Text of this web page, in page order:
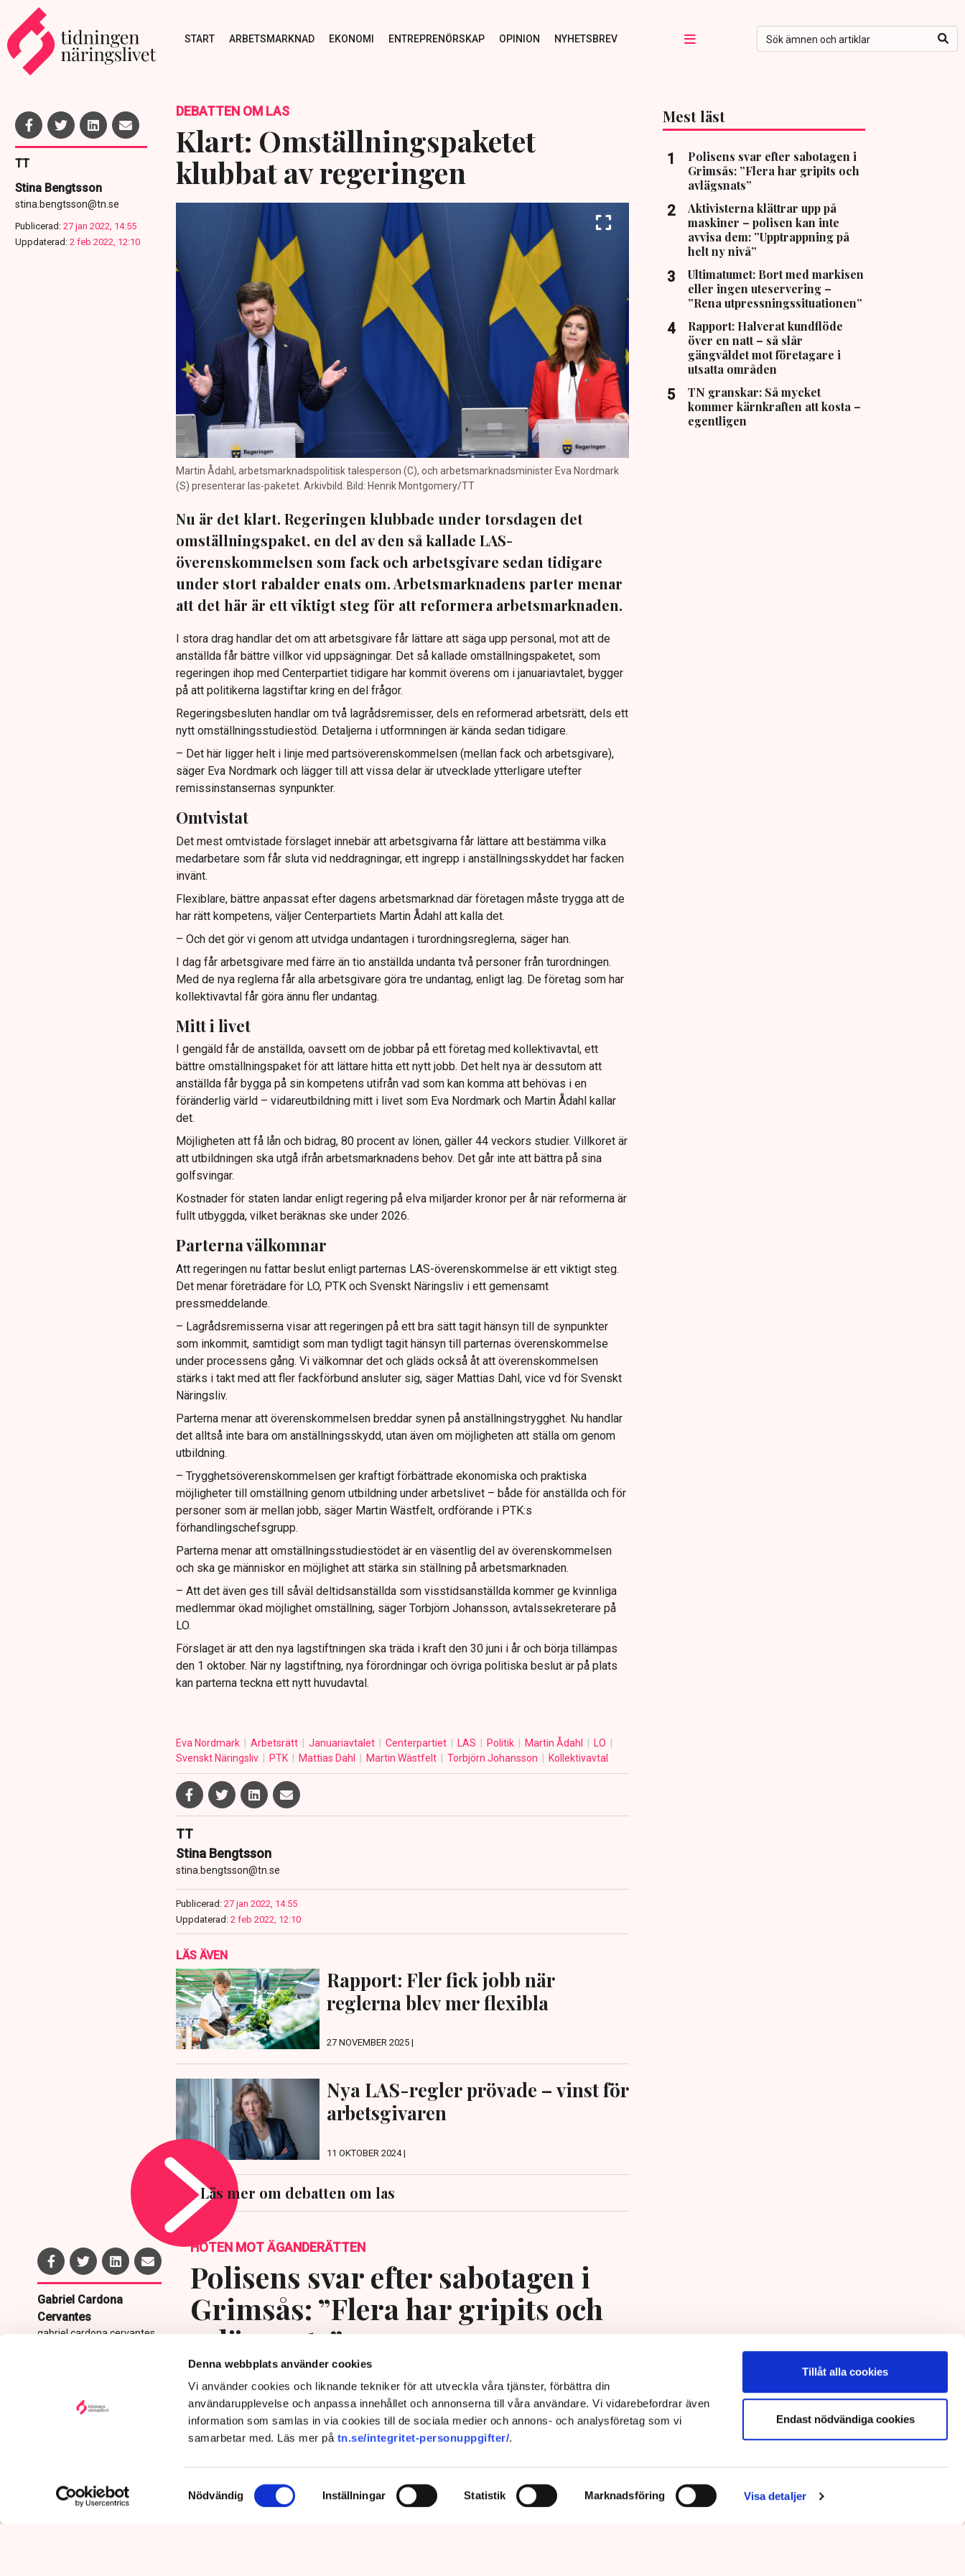
Denna webbplats använder cookies
Vi använder cookies och liknande tekniker för att utveckla våra tjänster, förbättra din
användarupplevelse och anpassa innehållet och annonserna till våra användare. Vi vidarebefordrar även
information som samlas in via cookies till de sociala medier och annons- och analysföretag som vi
samarbetar med. Läs mer på tn.se/integritet-personuppgifter/.
Samtyckesval
Nödvändig Inställningar Statistik Marknadsföring Visa detaljer
Tillåt alla cookies
Endast nödvändiga cookies
START ARBETSMARKNAD EKONOMI ENTREPRENÖRSKAP OPINION NYHETSBREV
TT
Stina Bengtsson
stina.bengtsson@tn.se
Publicerad: 27 jan 2022, 14:55
Uppdaterad: 2 feb 2022, 12:10
DEBATTEN OM LAS
Klart: Omställningspaketet
klubbat av regeringen
Martin Ådahl, arbetsmarknadspolitisk talesperson (C), och arbetsmarknadsminister Eva Nordmark
(S) presenterar las-paketet. Arkivbild. Bild: Henrik Montgomery/TT
Nu är det klart. Regeringen klubbade under torsdagen det
omställningspaket, en del av den så kallade LAS-
överenskommelsen som fack och arbetsgivare sedan tidigare
under stort rabalder enats om. Arbetsmarknadens parter menar
att det här är ett viktigt steg för att reformera arbetsmarknaden.
I stora drag handlar det om att arbetsgivare får lättare att säga upp personal, mot att de
anställda får bättre villkor vid uppsägningar. Det så kallade omställningspaketet, som
regeringen ihop med Centerpartiet tidigare har kommit överens om i januariavtalet, bygger
på att politikerna lagstiftar kring en del frågor.
Regeringsbesluten handlar om två lagrådsremisser, dels en reformerad arbetsrätt, dels ett
nytt omställningsstudiestöd. Detaljerna i utformningen är kända sedan tidigare.
– Det här ligger helt i linje med partsöverenskommelsen (mellan fack och arbetsgivare),
säger Eva Nordmark och lägger till att vissa delar är utvecklade ytterligare utefter
remissinstansernas synpunkter.
Omtvistat
Det mest omtvistade förslaget innebär att arbetsgivarna får lättare att bestämma vilka
medarbetare som får sluta vid neddragningar, ett ingrepp i anställningsskyddet har facken
invänt.
Flexiblare, bättre anpassat efter dagens arbetsmarknad där företagen måste trygga att de
har rätt kompetens, väljer Centerpartiets Martin Ådahl att kalla det.
– Och det gör vi genom att utvidga undantagen i turordningsreglerna, säger han.
I dag får arbetsgivare med färre än tio anställda undanta två personer från turordningen.
Med de nya reglerna får alla arbetsgivare göra tre undantag, enligt lag. De företag som har
kollektivavtal får göra ännu fler undantag.
Mitt i livet
I gengäld får de anställda, oavsett om de jobbar på ett företag med kollektivavtal, ett
bättre omställningspaket för att lättare hitta ett nytt jobb. Det helt nya är dessutom att
anställda får bygga på sin kompetens utifrån vad som kan komma att behövas i en
föränderlig värld – vidareutbildning mitt i livet som Eva Nordmark och Martin Ådahl kallar
det.
Möjligheten att få lån och bidrag, 80 procent av lönen, gäller 44 veckors studier. Villkoret är
att utbildningen ska utgå ifrån arbetsmarknadens behov. Det går inte att bättra på sina
golfsvingar.
Kostnader för staten landar enligt regering på elva miljarder kronor per år när reformerna är
fullt utbyggda, vilket beräknas ske under 2026.
Parterna välkomnar
Att regeringen nu fattar beslut enligt parternas LAS-överenskommelse är ett viktigt steg.
Det menar företrädare för LO, PTK och Svenskt Näringsliv i ett gemensamt
pressmeddelande.
– Lagrådsremisserna visar att regeringen på ett bra sätt tagit hänsyn till de synpunkter
som inkommit, samtidigt som man tydligt tagit hänsyn till parternas överenskommelse
under processens gång. Vi välkomnar det och gläds också åt att överenskommelsen
stärks i takt med att fler fackförbund ansluter sig, säger Mattias Dahl, vice vd för Svenskt
Näringsliv.
Parterna menar att överenskommelsen breddar synen på anställningstrygghet. Nu handlar
det alltså inte bara om anställningsskydd, utan även om möjligheten att ställa om genom
utbildning.
– Trygghetsöverenskommelsen ger kraftigt förbättrade ekonomiska och praktiska
möjligheter till omställning genom utbildning under arbetslivet – både för anställda och för
personer som är mellan jobb, säger Martin Wästfelt, ordförande i PTK:s
förhandlingschefsgrupp.
Parterna menar att omställningsstudiestödet är en väsentlig del av överenskommelsen
och ska ge människor en möjlighet att stärka sin ställning på arbetsmarknaden.
– Att det även ges till såväl deltidsanställda som visstidsanställda kommer ge kvinnliga
medlemmar ökad möjlighet omställning, säger Torbjörn Johansson, avtalssekreterare på
LO.
Förslaget är att den nya lagstiftningen ska träda i kraft den 30 juni i år och börja tillämpas
den 1 oktober. När ny lagstiftning, nya förordningar och övriga politiska beslut är på plats
kan parterna teckna ett nytt huvudavtal.
Eva Nordmark Arbetsrätt Januariavtalet Centerpartiet LAS Politik Martin Ådahl
LO
Svenskt Näringsliv
PTK Mattias Dahl Martin Wästfelt Torbjörn Johansson Kollektivavtal
TT
Stina Bengtsson
stina.bengtsson@tn.se
Publicerad: 27 jan 2022, 14:55
Uppdaterad: 2 feb 2022, 12:10
LÄS ÄVEN
Rapport: Fler fick jobb när
reglerna blev mer flexibla
27 NOVEMBER 2025 |
Nya LAS-regler prövade – vinst för
arbetsgivaren
11 OKTOBER 2024 |
Läs mer om debatten om las
Mest läst
Polisens svar efter sabotagen i
Grimsås: ”Flera har gripits och
avlägsnats”
Aktivisterna klättrar upp på
maskiner – polisen kan inte
avvisa dem: ”Upptrappning på
helt ny nivå”
Ultimatumet: Bort med markisen
eller ingen uteservering –
”Rena utpressningssituationen”
Rapport: Halverat kundflöde
över en natt – så slår
gängvåldet mot företagare i
utsatta områden
TN granskar: Så mycket
kommer kärnkraften att kosta –
egentligen
Gabriel Cardona
Cervantes
gabriel.cardona.cervantes
HOTEN MOT ÄGANDERÄTTEN
Polisens svar efter sabotagen i
Grimsås: ”Flera har gripits och
avlägsnats”